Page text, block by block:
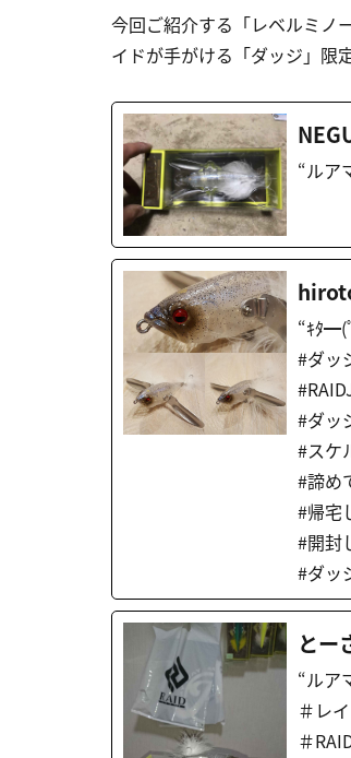
今回ご紹介する「レベルミノ
イドが手がける「ダッジ」限
“ルア
“ｷﾀ
#ダッ
#ダッ
#スケ
#諦め
#帰宅
#開封
#ダッ
とー
“ルア
＃レ
＃